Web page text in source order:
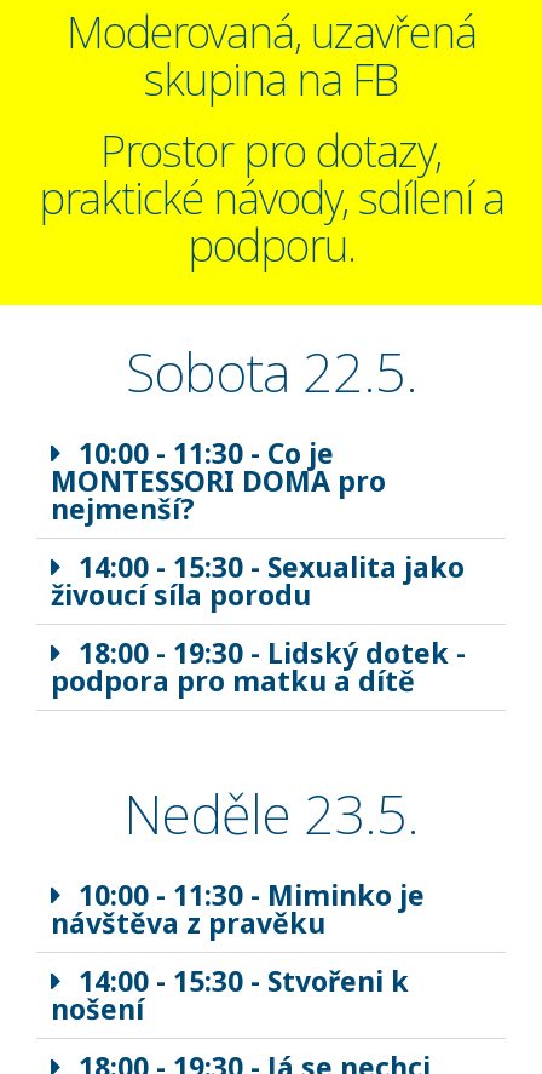
Moderovaná, uzavřená
skupina na FB
Prostor pro dotazy,
praktické návody, sdílení a
podporu.
Sobota 22.5.
10:00 - 11:30 - Co je
MONTESSORI DOMA pro
nejmenší?
14:00 - 15:30 - Sexualita jako
živoucí síla porodu
18:00 - 19:30 - Lidský dotek -
podpora pro matku a dítě
Neděle 23.5.
10:00 - 11:30 - Miminko je
návštěva z pravěku
14:00 - 15:30 - Stvořeni k
nošení